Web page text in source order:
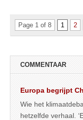
Page 1 of 8 1 2
COMMENTAAR
Europa begrijpt
Wie het
hetzelfde verhaal.